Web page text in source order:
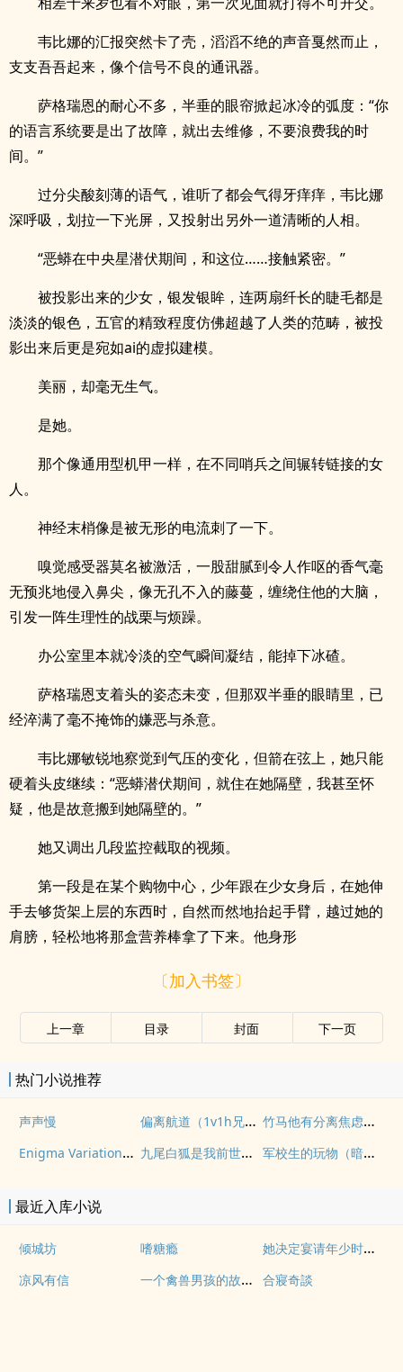
韦比娜的汇报突然卡了壳，滔滔不绝的声音戛然而止，
支支吾吾起来，像个信号不良的通讯器。
萨格瑞恩的耐心不多，半垂的眼帘掀起冰冷的弧度：“你
的语言系统要是出了故障，就出去维修，不要浪费我的时
间。”
过分尖酸刻薄的语气，谁听了都会气得牙痒痒，韦比娜
深呼吸，划拉一下光屏，又投射出另外一道清晰的人相。
“恶蟒在中央星潜伏期间，和这位……接触紧密。”
被投影出来的少女，银发银眸，连两扇纤长的睫毛都是
淡淡的银色，五官的精致程度仿佛超越了人类的范畴，被投
影出来后更是宛如ai的虚拟建模。
美丽，却毫无生气。
是她。
那个像通用型机甲一样，在不同哨兵之间辗转链接的女
人。
神经末梢像是被无形的电流刺了一下。
嗅觉感受器莫名被激活，一股甜腻到令人作呕的香气毫
无预兆地侵入鼻尖，像无孔不入的藤蔓，缠绕住他的大脑，
引发一阵生理性的战栗与烦躁。
办公室里本就冷淡的空气瞬间凝结，能掉下冰碴。
萨格瑞恩支着头的姿态未变，但那双半垂的眼睛里，已
经淬满了毫不掩饰的嫌恶与杀意。
韦比娜敏锐地察觉到气压的变化，但箭在弦上，她只能
硬着头皮继续：“恶蟒潜伏期间，就住在她隔壁，我甚至怀
疑，他是故意搬到她隔壁的。”
她又调出几段监控截取的视频。
第一段是在某个购物中心，少年跟在少女身后，在她伸
手去够货架上层的东西时，自然而然地抬起手臂，越过她的
肩膀，轻松地将那盒营养棒拿了下来。他身形
〔加入书签〕
上一章 目录 封面 下一页
热门小说推荐
声声慢 偏离航道（1v1h兄妹骨科bg）
竹马他有分离焦虑（1v1）
Enigma Variation（二战德国）
九尾白狐是我前世妻（futa 百合） 军校生的玩物（暗黑NPH）
最近入库小说
倾城坊 嗜糖瘾 她决定宴请年少时的自己（1v1H）
凉风有信 一个禽兽男孩的故事（母子乱伦） 合寢奇談